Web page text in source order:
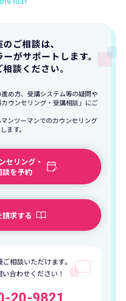
ご相談は、
がサポートします。
談ください。
め方、受講システム等の疑問や
ウンセリング・受講相談」にご
ンツーマンでのカウンセリング
ます。
セリング・
談を予約
求する
相談いただけます。
合わせください！
20-9821